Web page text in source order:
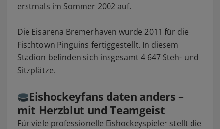
erstmals im Sommer 2002 auf.
Die Eisarena Bremerhaven wurde 2011 für die
Fischtown Pinguins fertiggestellt. In diesem
Stadion befinden sich insgesamt 4 647 Steh- und
Sitzplätze.
Eishockeyfans daten anders –
mit Herzblut und Teamgeist
Für viele professionelle Eishockeyspieler stellt die